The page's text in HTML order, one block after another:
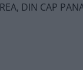
DIN CAP